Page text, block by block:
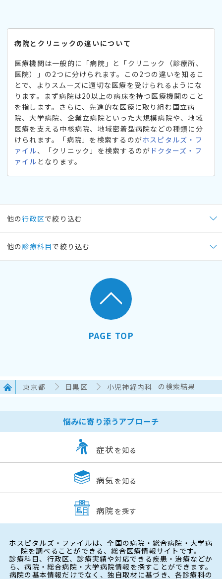
病院とクリニックの違いについて
医療機関は一般的に「病院」と「クリニック（診療所、
医院）」の2つに分けられます。この2つの違いを知るこ
とで、よりスムーズに適切な医療を受けられるようにな
ります。まず病院は20以上の病床を持つ医療機関のこと
を指します。さらに、先進的な医療に取り組む国立病
院、大学病院、企業立病院といった大規模病院や、地域
医療を支える中核病院、地域密着型病院などの種類に分
けられます。「病院」を検索するのがホスピタルズ・フ
ァイル、「クリニック」を検索するのが ドクターズ・フ
ァイル となります。
他の行政区で絞り込む
他の 診療科目で絞り込む
PAGE TOP
東京都 目黒区 小児神経内科 の検索結果
悩みに寄り添うアプローチ
症状 を知る
病気 を知る
病院 を探す
ホスピタルズ・ファイルは、全国の病院・総合病院・大学病
院を調べることができる、総合医療情報サイトです。
診療科目、行政区、診療実績や対応できる疾患・治療などか
ら、病院・総合病院・大学病院情報を探すことができます。
病院の基本情報だけでなく、独自取材に基づき、各診療科の